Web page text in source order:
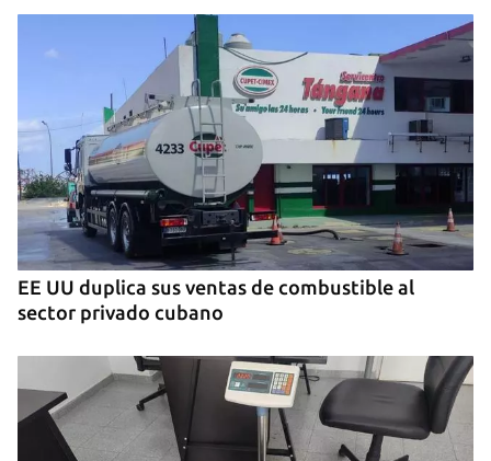
EE UU duplica sus ventas de combustible al
sector privado cubano